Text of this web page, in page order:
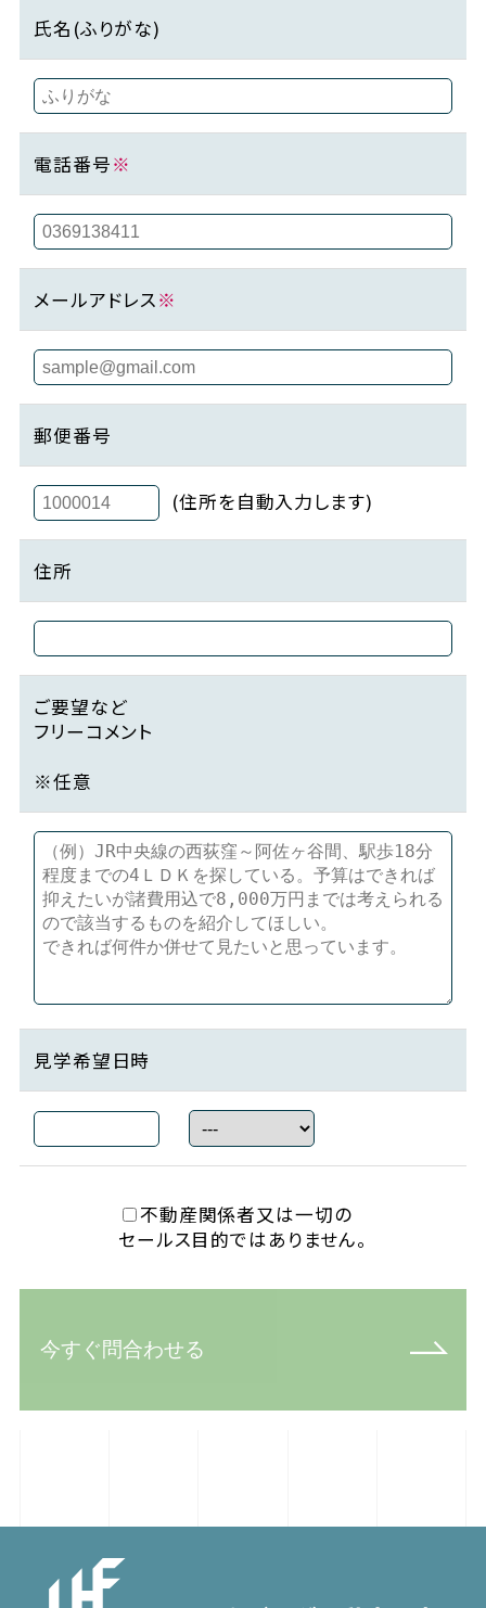
氏名(ふりがな)
電話番号※
メールアドレス※
郵便番号
(住所を自動入力します)
住所
ご要望など
フリーコメント
※任意
見学希望日時
不動産関係者又は一切の
セールス目的ではありません。
今すぐ問合わせる